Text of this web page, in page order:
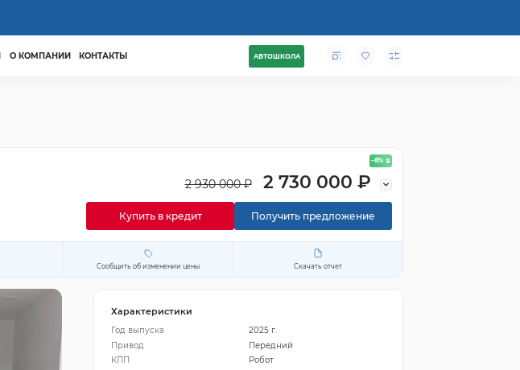
О КОМПАНИИ КОНТАКТЫ АВТОШКОЛА
- 6%
2 930 000 ₽ 2 730 000 ₽
Купить в кредит Получить предложение
Сообщить об изменении цены Скачать отчет
Характеристики
Год выпуска
2025 г.
Привод
Передний
КПП
Робот